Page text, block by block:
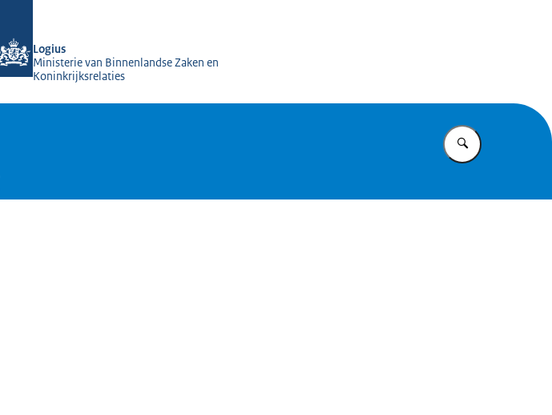
Logius
Ministerie van Binnenlandse Zaken en
Koninkrijksrelaties
Vul in wat u